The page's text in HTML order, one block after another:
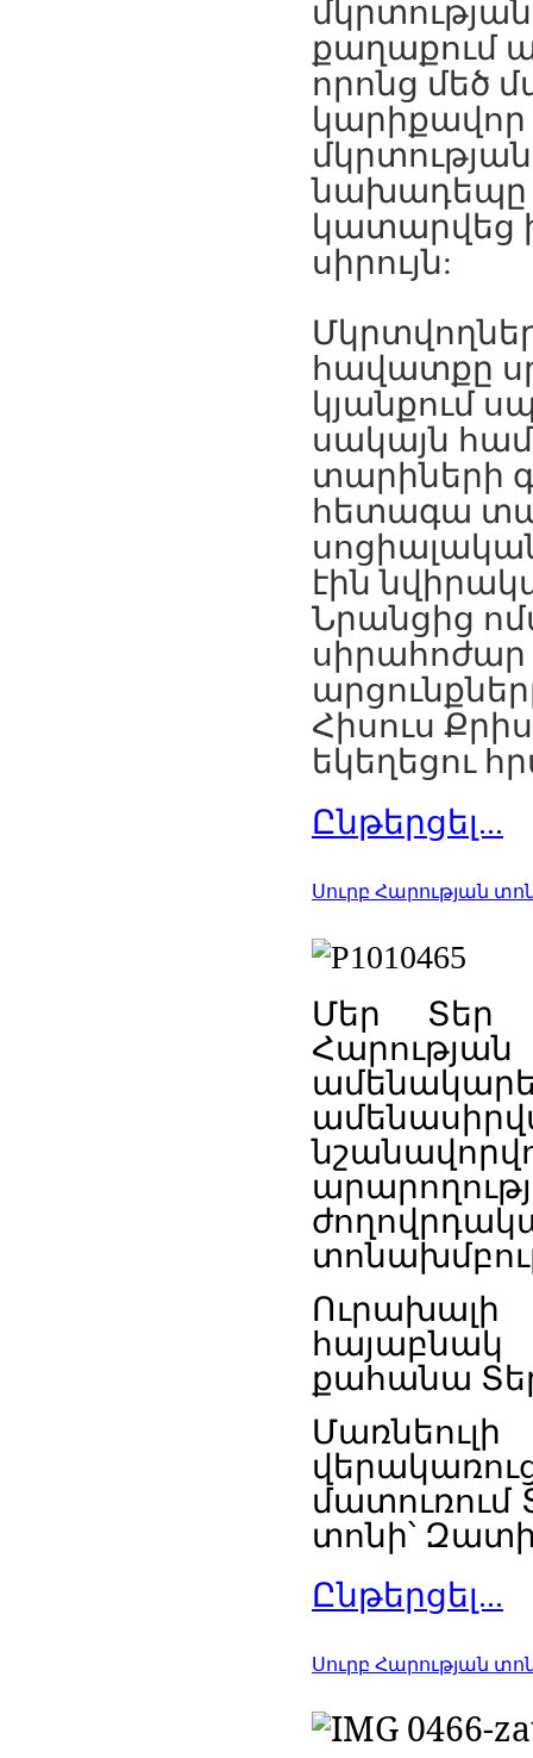
մկրտության
քաղաքում
որոնց մեծ
կարիքավոր
մկրտության
նախադեպը
կատարվեց
սիրույն:
հավատքը
կյանքում
սակայն
տարիների
հետագա
էին
Նրանցից
սիրահոժար
Հիսուս
եկեղեցու
Ընթերցել...
Սուրբ Հարության
Մեր Տեր
Հարության
Ուրախալի
հայաբնակ
քահանա
Մառնեուլի
մատուռում
տոնի՝
Ընթերցել...
Սուրբ Հարության